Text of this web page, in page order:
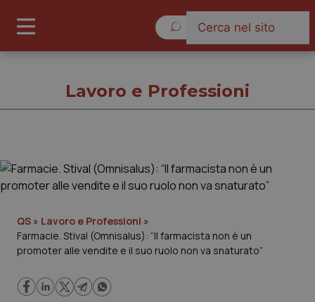
Governo e Parlamento
Regioni e Asl
Lavoro e Professioni
QS » Lavoro e Professioni »
Farmacie. Stival (Omnisalus): “Il farmacista non è un
promoter alle vendite e il suo ruolo non va snaturato”